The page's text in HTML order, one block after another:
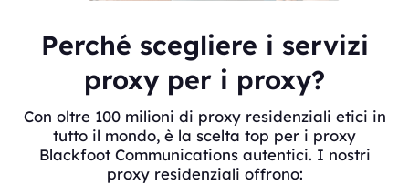
Perché scegliere i servizi
proxy per i proxy?
Con oltre 100 milioni di proxy residenziali etici in
tutto il mondo, è la scelta top per i proxy
Blackfoot Communications autentici. I nostri
proxy residenziali offrono: